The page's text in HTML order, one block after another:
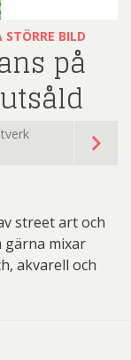
BILD
på
street art och
mixar
akvarell och